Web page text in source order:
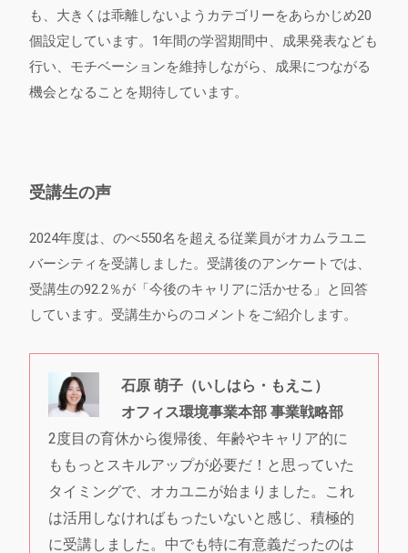
も、大きくは乖離しないようカテゴリーをあらかじめ20
個設定しています。1年間の学習期間中、成果発表なども
行い、モチベーションを維持しながら、成果につながる
機会となることを期待しています。
受講生の声
2024年度は、のべ550名を超える従業員がオカムラユニ
バーシティを受講しました。受講後のアンケートでは、
受講生の92.2％が「今後のキャリアに活かせる」と回答
しています。受講生からのコメントをご紹介します。
石原 萌子（いしはら・もえこ）
オフィス環境事業本部 事業戦略部
2度目の育休から復帰後、年齢やキャリア的に
ももっとスキルアップが必要だ！と思っていた
タイミングで、オカユニが始まりました。これ
は活用しなければもったいないと感じ、積極的
に受講しました。中でも特に有意義だったのは